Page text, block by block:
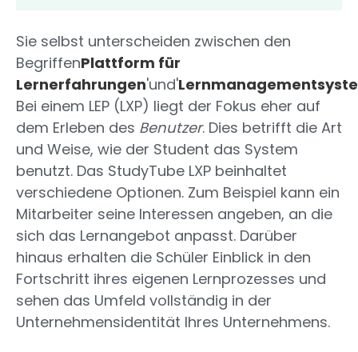
Sie selbst unterscheiden zwischen den
BegriffenPlattform für
Lernerfahrungen'und'
Bei einem LEP (LXP) liegt der Fokus eher auf
dem Erleben des Benutzer. Dies betrifft die Art
und Weise, wie der Student das System
benutzt. Das StudyTube LXP beinhaltet
verschiedene Optionen. Zum Beispiel kann ein
Mitarbeiter seine Interessen angeben, an die
sich das Lernangebot anpasst. Darüber
hinaus erhalten die Schüler Einblick in den
Fortschritt ihres eigenen Lernprozesses und
sehen das Umfeld vollständig in der
Unternehmensidentität Ihres Unternehmens.